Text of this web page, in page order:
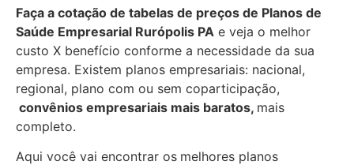
Faça a cotação de tabelas de preços de Planos de
Saúde Empresarial Rurópolis PA e veja o melhor
custo X benefício conforme a necessidade da sua
empresa. Existem planos empresariais: nacional,
regional, plano com ou sem coparticipação,
convênios empresariais mais baratos, mais
completo.
Aqui você vai encontrar os melhores planos